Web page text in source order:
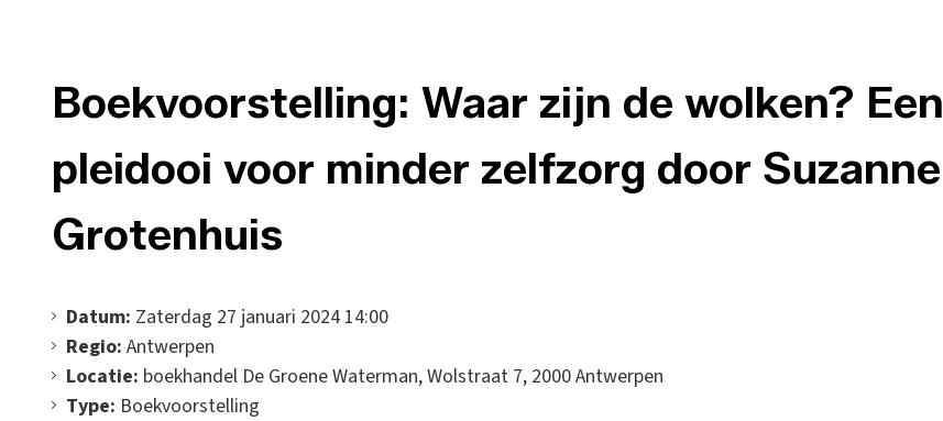
Boekvoorstelling: Waar zijn de wolken? Een
pleidooi voor minder zelfzorg door Suzanne
Grotenhuis
Datum: Zaterdag 27 januari 2024 14:00
Regio: Antwerpen
Locatie: boekhandel De Groene Waterman, Wolstraat 7, 2000 Antwerpen
Type: Boekvoorstelling